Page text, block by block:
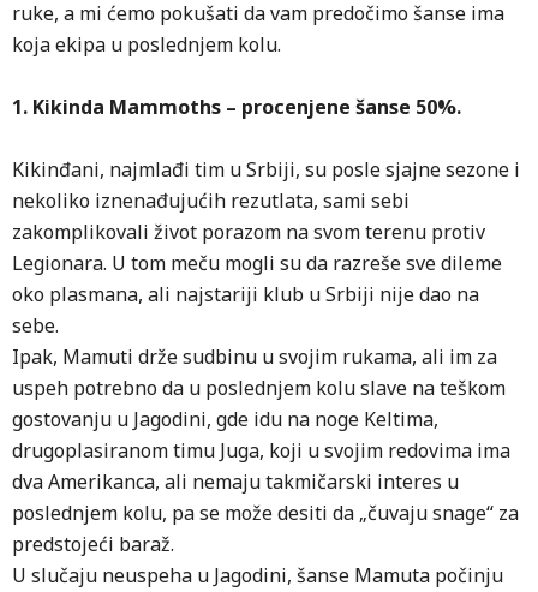
ruke, a mi ćemo pokušati da vam predočimo šanse ima
koja ekipa u poslednjem kolu.
1. Kikinda Mammoths – procenjene šanse 50%.
Kikinđani, najmlađi tim u Srbiji, su posle sjajne sezone i
nekoliko iznenađujućih rezutlata, sami sebi
zakomplikovali život porazom na svom terenu protiv
Legionara. U tom meču mogli su da razreše sve dileme
oko plasmana, ali najstariji klub u Srbiji nije dao na
sebe.
Ipak, Mamuti drže sudbinu u svojim rukama, ali im za
uspeh potrebno da u poslednjem kolu slave na teškom
gostovanju u Jagodini, gde idu na noge Keltima,
drugoplasiranom timu Juga, koji u svojim redovima ima
dva Amerikanca, ali nemaju takmičarski interes u
poslednjem kolu, pa se može desiti da „čuvaju snage“ za
predstojeći baraž.
U slučaju neuspeha u Jagodini, šanse Mamuta počinju